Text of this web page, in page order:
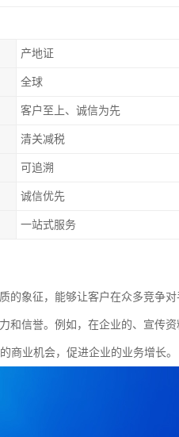
产地证
全球
客户至上、诚信为先
清关减税
可追溯
诚信优先
一站式服务
的象征，能够让客户在众多竞争
和信誉。例如，在企业的、宣传资
商业机会，促进企业的业务增长。